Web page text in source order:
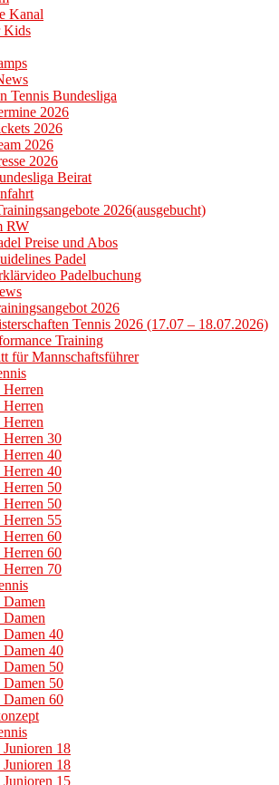
Kanal
Kids
Tennis Bundesliga
2026
2026
2026
2026
Beirat
2026(ausgebucht)
RW
Preise und Abos
Padel
Padelbuchung
2026
Tennis 2026 (17.07 – 18.07.2026)
Training
für Mannschaftsführer
Herren
Herren
Herren
Herren 30
Herren 40
Herren 40
Herren 50
Herren 50
Herren 55
Herren 60
Herren 60
Herren 70
Damen
Damen
Damen 40
Damen 40
Damen 50
Damen 50
Damen 60
Junioren 18
Junioren 18
Junioren 15